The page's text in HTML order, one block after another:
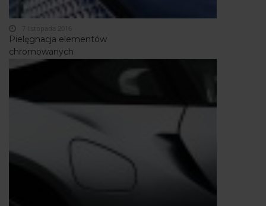
Pielęgnacja elementów
chromowanych
7 listopada 2016